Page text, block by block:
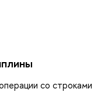
со строками